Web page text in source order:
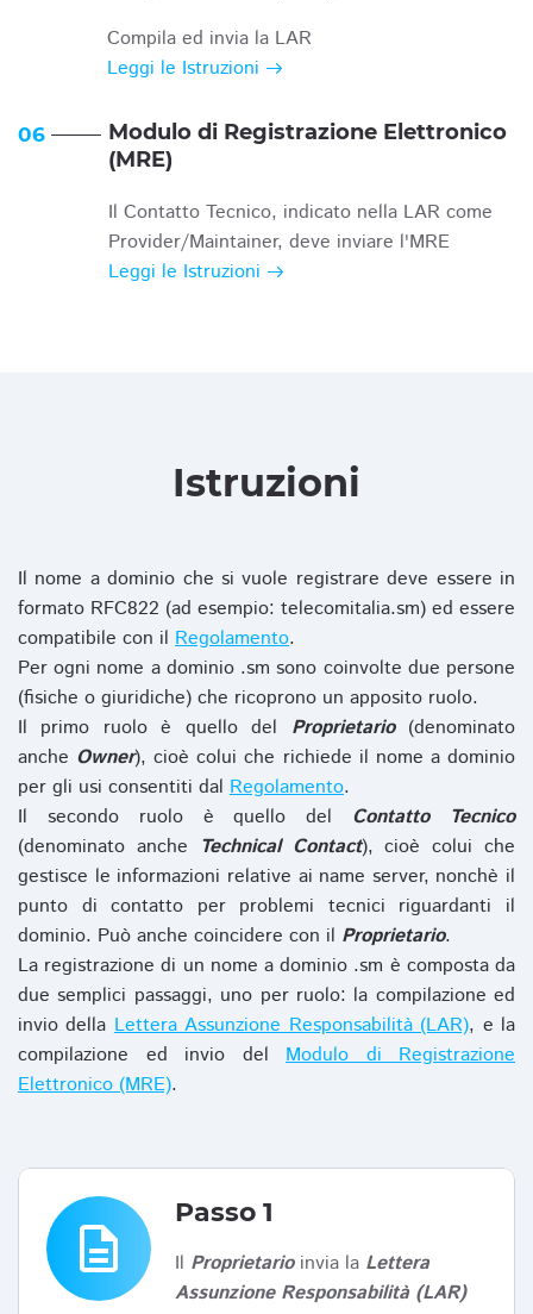
Compila ed invia la LAR
Leggi le Istruzioni
06
Modulo di Registrazione Elettronico
(MRE)
Il Contatto Tecnico, indicato nella LAR come
Provider/Maintainer, deve inviare l'MRE
Leggi le Istruzioni
Istruzioni
Il nome a dominio che si vuole registrare deve essere in
formato RFC822 (ad esempio: telecomitalia.sm) ed essere
compatibile con il Regolamento.
Per ogni nome a dominio .sm sono coinvolte due persone
(fisiche o giuridiche) che ricoprono un apposito ruolo.
Il primo ruolo è quello del Proprietario(denominato
anche Owner), cioè colui che richiede il nome a dominio
per gli usi consentiti dal Regolamento.
Il secondo ruolo è quello del Contatto Tecnico
(denominato anche Technical Contact), cioè colui che
gestisce le informazioni relative ai name server, nonchè il
punto di contatto per problemi tecnici riguardanti il
dominio. Può anche coincidere con il Proprietario.
La registrazione di un nome a dominio .sm è composta da
due semplici passaggi, uno per ruolo: la compilazione ed
invio dellaLettera Assunzione Responsabilità (LAR), e la
compilazione ed invio del Modulo di Registrazione
Elettronico (MRE).
description
Passo 1
Il Proprietarioinvia la Lettera
Assunzione Responsabilità (LAR)